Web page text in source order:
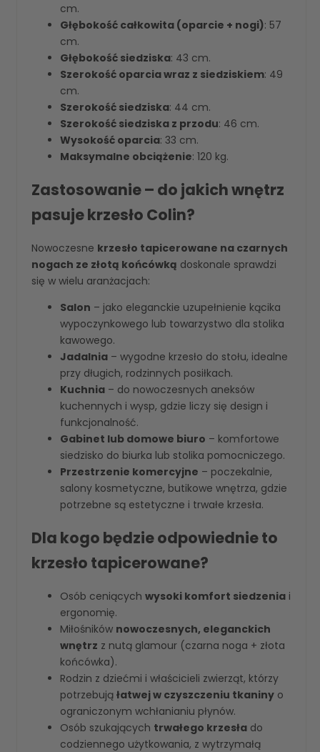
cm.
Głębokość całkowita (oparcie + nogi): 57
cm.
Głębokość siedziska: 43 cm.
Szerokość oparcia wraz z siedziskiem: 49
cm.
Szerokość siedziska: 44 cm.
Szerokość siedziska z przodu: 46 cm.
Wysokość oparcia: 33 cm.
Maksymalne obciążenie: 120 kg.
Zastosowanie – do jakich wnętrz
pasuje krzesło Colin?
Nowoczesne krzesło tapicerowane na czarnych
nogach ze złotą końcówką doskonale sprawdzi
się w wielu aranżacjach:
Salon – jako eleganckie uzupełnienie kącika
wypoczynkowego lub towarzystwo dla stolika
kawowego.
Jadalnia – wygodne krzesło do stołu, idealne
przy długich, rodzinnych posiłkach.
Kuchnia – do nowoczesnych aneksów
kuchennych i wysp, gdzie liczy się design i
funkcjonalność.
Gabinet lub domowe biuro – komfortowe
siedzisko do biurka lub stolika pomocniczego.
Przestrzenie komercyjne – poczekalnie,
salony kosmetyczne, butikowe wnętrza, gdzie
potrzebne są estetyczne i trwałe krzesła.
Dla kogo będzie odpowiednie to
krzesło tapicerowane?
Osób ceniących wysoki komfort siedzenia i
ergonomię.
Miłośników nowoczesnych, eleganckich
wnętrz z nutą glamour (czarna noga + złota
końcówka).
Rodzin z dziećmi i właścicieli zwierząt, którzy
potrzebują łatwej w czyszczeniu tkaniny o
ograniczonym wchłanianiu płynów.
Osób szukających trwałego krzesła do
codziennego użytkowania, z wytrzymałą